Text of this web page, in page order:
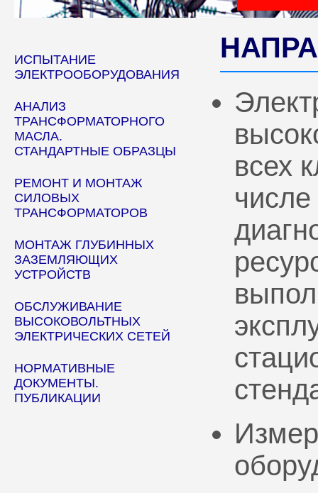
ИСПЫТАНИЕ
ЭЛЕКТРООБОРУДОВАНИЯ
АНАЛИЗ
ТРАНСФОРМАТОРНОГО
МАСЛА.
СТАНДАРТНЫЕ ОБРАЗЦЫ
РЕМОНТ И МОНТАЖ
СИЛОВЫХ
ТРАНСФОРМАТОРОВ
МОНТАЖ ГЛУБИННЫХ
ЗАЗЕМЛЯЮЩИХ
УСТРОЙСТВ
ОБСЛУЖИВАНИЕ
ВЫСОКОВОЛЬТНЫХ
ЭЛЕКТРИЧЕСКИХ СЕТЕЙ
НОРМАТИВНЫЕ
ДОКУМЕНТЫ.
ПУБЛИКАЦИИ
всех